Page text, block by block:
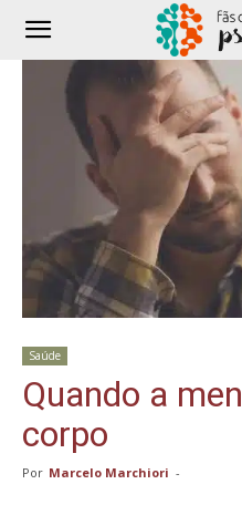
Saúde
Quando a
corpo
Por Marcelo Marchiori -